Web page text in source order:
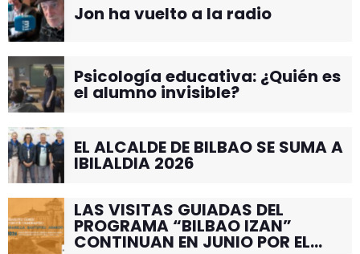
Jon ha vuelto a la radio
Psicología educativa: ¿Quién es
el alumno invisible?
EL ALCALDE DE BILBAO SE SUMA A
IBILALDIA 2026
LAS VISITAS GUIADAS DEL
PROGRAMA “BILBAO IZAN”
CONTINUAN EN JUNIO POR EL